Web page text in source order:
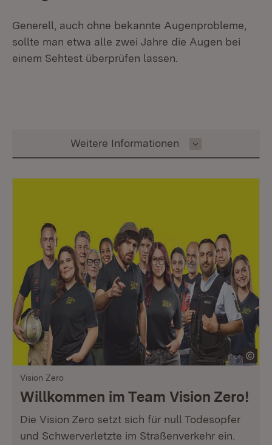
Generell, auch ohne bekannte Augenprobleme,
sollte man etwa alle zwei Jahre die Augen bei
einem Sehtest überprüfen lassen.
Inhalt auswählen
Weitere Informationen
Vision Zero
Willkommen im Team Vision Zero!
Die Vision Zero setzt sich für null Todesopfer
und Schwerverletzte im Straßenverkehr ein.